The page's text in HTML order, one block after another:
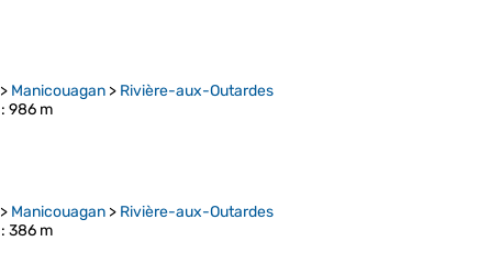
> Manicouagan > Rivière-aux-Outardes
: 986 m
> Manicouagan > Rivière-aux-Outardes
: 386 m